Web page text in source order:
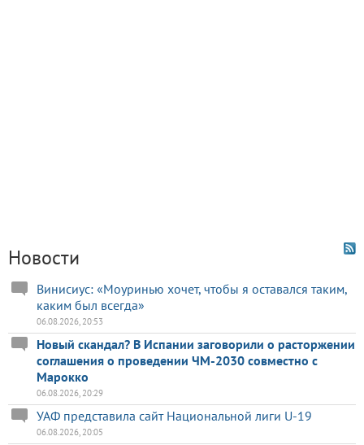
Новости
Винисиус: «Моуринью хочет, чтобы я оставался таким,
каким был всегда»
06.08.2026, 20:53
Новый скандал? В Испании заговорили о расторжении
соглашения о проведении ЧМ-2030 совместно с
Марокко
06.08.2026, 20:29
УАФ представила сайт Национальной лиги U-19
06.08.2026, 20:05